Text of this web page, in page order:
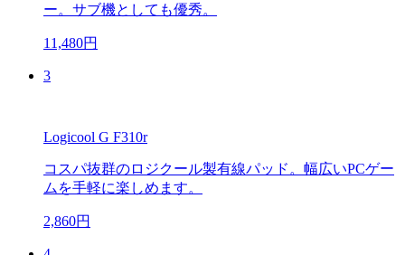
ー。サブ機としても優秀。
11,480円
3
Logicool G F310r
コスパ抜群のロジクール製有線パッド。幅広いPCゲー
ムを手軽に楽しめます。
2,860円